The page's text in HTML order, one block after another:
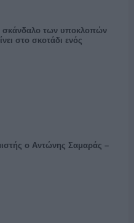
σκάνδαλο των υποκλοπών
στο σκοτάδι ενός
ο Αντώνης Σαμαράς –